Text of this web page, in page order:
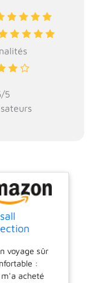
5
Housse
Chien
voyage sûr
:
m'a acheté